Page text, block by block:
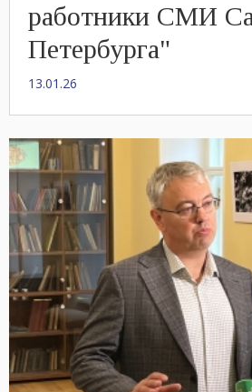
работники СМИ
Петербурга"
13.01.26